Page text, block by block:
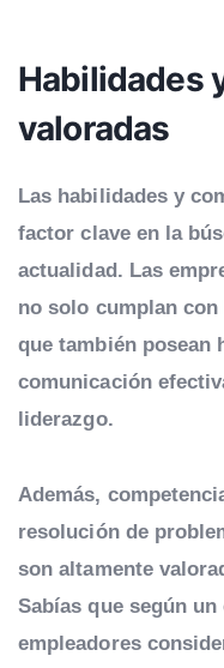
Habilidades
valoradas
Las habilidades y
factor clave en la
actualidad. Las
no solo cumplan
que también posean
comunicación
liderazgo.
Además,
resolución de
son altamente
Sabías que según
empleadores